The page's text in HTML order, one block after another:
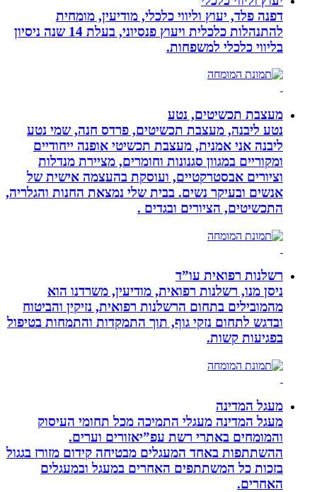
דפנה פלד, יעוץ וליווי כלכלי, מודיעין, מומחית
להתנהלות כלכלית ויעוץ פנסיוני, בעלת 14 שנה ניסיון
בליווי כלכלי למשפחות.
מעצבת תכשיטים, נטע
נטע ליבנה, מעצבת תכשיטים, פרדס חנה, שמי נטע
ליבנה אני אמנית, מעצבת תכשיטי אופנה ייחודיים
ומקוריים במגוון סגנונות וחומרים, מציירת מנדלות
וציורים אבסטרקטיים, ועוסקת בהעצמה אישית של
אנשים ובעיקר נשים. בבית שלי נמצאת החנות והגלריה,
התכשיטים, הציורים ובגדים .
רשלנות רפואית עו”ד
ניסן מנו, רשלנות רפואית, מודיעין, משרדנו הוא
מהמובילים בתחום הרשלנות רפואית, נזיקין והביטוח
ובדגש לתחום נזקי גוף, תוך התמקדות והתמחות בטיפול
בפגיעות קשות.
מעגל המדינה
מעגל המדינה מעגלי התמיכה מכל תחומי העיסוק
והמומחים באתרי רשת עפ”יאזורים וערים.
ההשתתפות באחד המעגלים מבטיחה קידום מזורז בגגול
בזכות כל המשתתפים האחרים במעגל ובמעגלים
האחרים.